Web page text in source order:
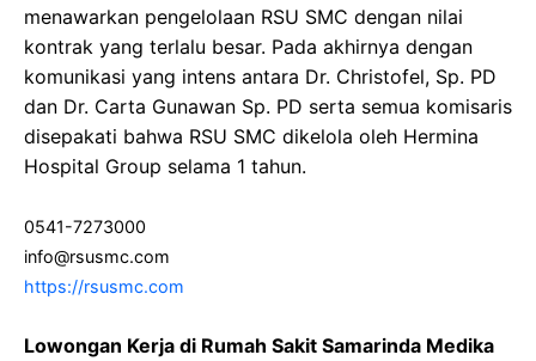
menawarkan pengelolaan RSU SMC dengan nilai
kontrak yang terlalu besar. Pada akhirnya dengan
komunikasi yang intens antara Dr. Christofel, Sp. PD
dan Dr. Carta Gunawan Sp. PD serta semua komisaris
disepakati bahwa RSU SMC dikelola oleh Hermina
Hospital Group selama 1 tahun.
0541-7273000
info@rsusmc.com
https://rsusmc.com
Lowongan Kerja di Rumah Sakit Samarinda Medika